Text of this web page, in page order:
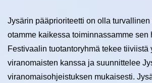
Jysärin pääprioriteetti on olla turvallinen
otamme kaikessa toiminnassamme sen
Festivaalin tuotantoryhmä tekee tiiviistä
viranomaisten kanssa ja suunnittelee
viranomaisohjeistuksen mukaisesti.